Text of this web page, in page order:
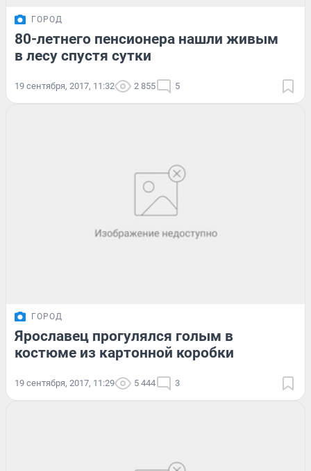
ГОРОД
80-летнего пенсионера нашли живым
в лесу спустя сутки
19 сентября, 2017, 11:32 2 855 5
ГОРОД
Ярославец прогулялся голым в
костюме из картонной коробки
19 сентября, 2017, 11:29 5 444 3